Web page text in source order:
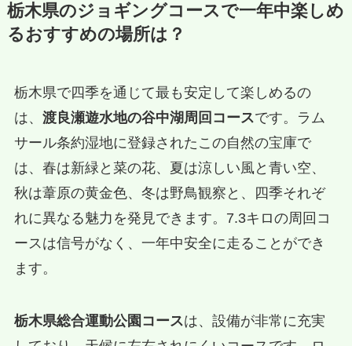
栃木県のジョギングコースで一年中楽しめ
るおすすめの場所は？
栃木県で四季を通じて最も安定して楽しめるの
は、 渡良瀬遊水地の谷中湖周回コースです。ラム
サール条約湿地に登録されたこの自然の宝庫で
は、春は新緑と菜の花、夏は涼しい風と青い空、
秋は葦原の黄金色、冬は野鳥観察と、四季それぞ
れに異なる魅力を発見できます。7.3キロの周回コ
ースは信号がなく、一年中安全に走ることができ
ます。
栃木県総合運動公園コースは、設備が非常に充実